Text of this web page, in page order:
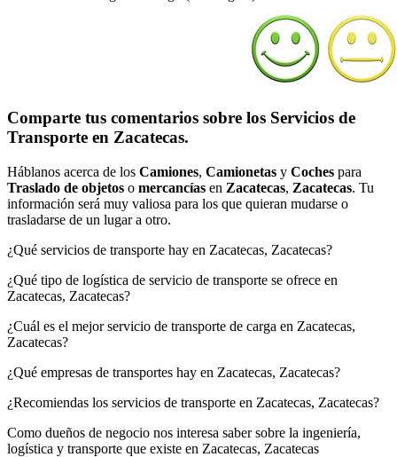
Comparte tus comentarios sobre los Servicios de
Transporte en Zacatecas.
Háblanos acerca de los Camiones, Camionetas y Coches para
Traslado de objetos o mercancías en Zacatecas, Zacatecas. Tu
información será muy valiosa para los que quieran mudarse o
trasladarse de un lugar a otro.
¿Qué servicios de transporte hay en Zacatecas, Zacatecas?
¿Qué tipo de logística de servicio de transporte se ofrece en
Zacatecas, Zacatecas?
¿Cuál es el mejor servicio de transporte de carga en Zacatecas,
Zacatecas?
¿Qué empresas de transportes hay en Zacatecas, Zacatecas?
¿Recomiendas los servicios de transporte en Zacatecas, Zacatecas?
Como dueños de negocio nos interesa saber sobre la ingeniería,
logística y transporte que existe en Zacatecas, Zacatecas